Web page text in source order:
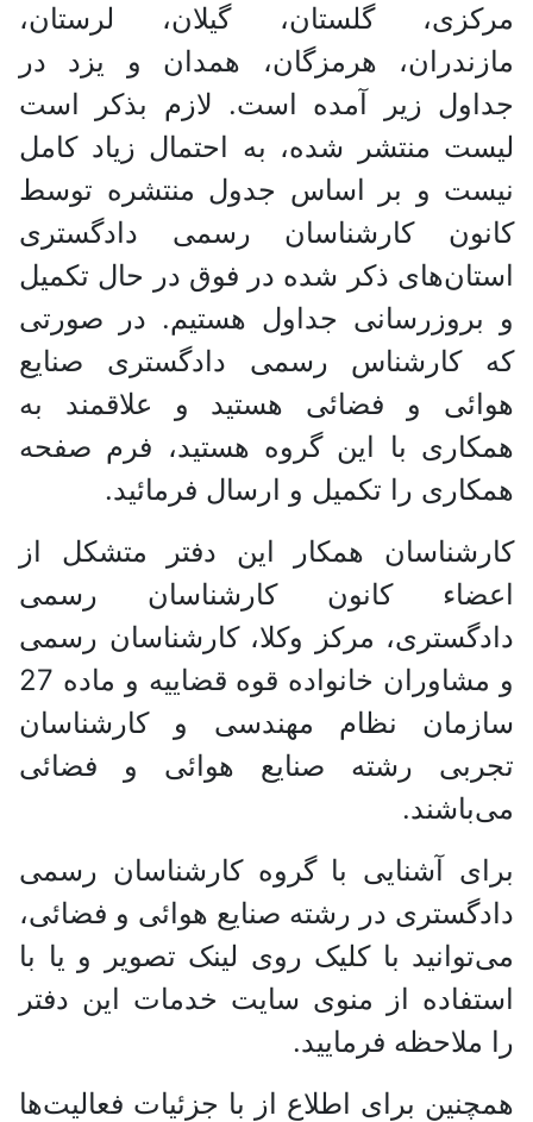
مرکزی، گلستان، گیلان، لرستان،
مازندران، هرمزگان، همدان و یزد در
جداول زیر آمده است. لازم بذکر است
لیست منتشر شده، به احتمال زیاد کامل
نیست و بر اساس جدول منتشره توسط
کانون کارشناسان رسمی دادگستری
استان‌های ذکر شده در فوق در حال تکمیل
و بروزرسانی جداول هستیم. در صورتی
که کارشناس رسمی دادگستری صنایع
هوائی و فضائی هستید و علاقمند به
همکاری با این گروه هستید، فرم صفحه
همکاری را تکمیل و ارسال فرمائید.
کارشناسان همکار این دفتر متشکل از
اعضاء کانون کارشناسان رسمی
دادگستری، مرکز وکلا، کارشناسان رسمی
و مشاوران خانواده قوه قضاییه و ماده 27
سازمان نظام مهندسی و کارشناسان
تجربی رشته صنایع هوائی و فضائی
می‌باشند.
برای آشنایی با گروه کارشناسان رسمی
دادگستری در رشته صنایع هوائی و فضائی،
می‌توانید با کلیک روی لینک تصویر و یا با
استفاده از منوی سایت خدمات این دفتر
را ملاحظه فرمایید.
همچنین برای اطلاع از با جزئیات فعالیت‌‌ها